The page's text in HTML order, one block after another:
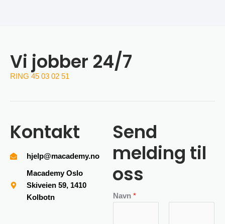
Vi jobber 24/7
RING 45 03 02 51
Kontakt
hjelp@macademy.no
Macademy Oslo
Skiveien 59, 1410
Kolbotn
Send
melding til
oss
Navn *